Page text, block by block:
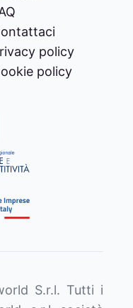
policy
policy
S.r.l. Tutti i